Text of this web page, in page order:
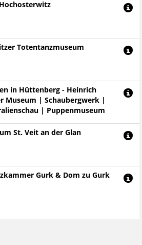
Totentanzmuseum
in Hüttenberg - Heinrich
Museum | Schaubergwerk |
| Puppenmuseum
St. Veit an der Glan
Gurk & Dom zu Gurk